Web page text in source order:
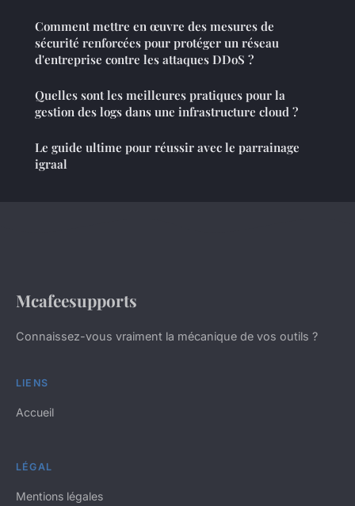
Comment mettre en œuvre des mesures de
sécurité renforcées pour protéger un réseau
d'entreprise contre les attaques DDoS ?
Quelles sont les meilleures pratiques pour la
gestion des logs dans une infrastructure cloud ?
Le guide ultime pour réussir avec le parrainage
igraal
Mcafeesupports
Connaissez-vous vraiment la mécanique de vos outils ?
LIENS
Accueil
LÉGAL
Mentions légales